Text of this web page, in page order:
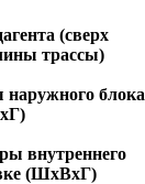
(сверх
трассы)
блока
внутреннего
(ШxВxГ)